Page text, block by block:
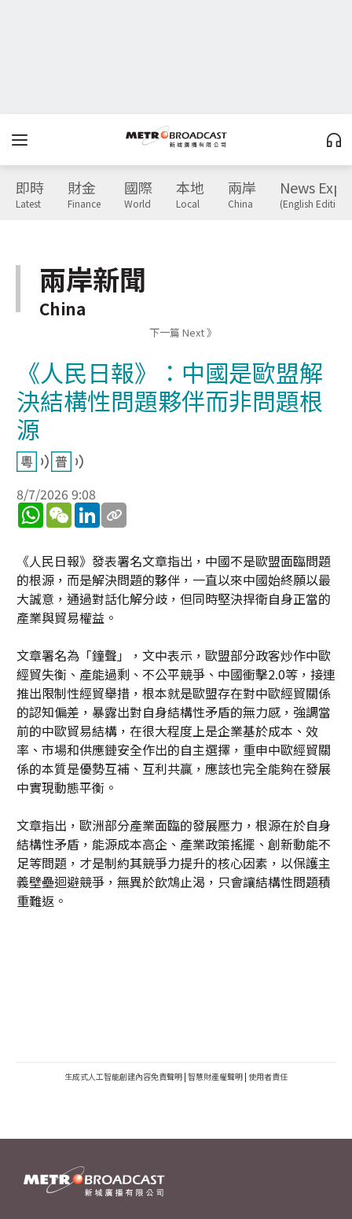
即時
Latest
財金
Finance
國際
World
本地
Local
兩岸
China
News
(English Edition)
兩岸新聞
China
下一篇 Next 》
《人民日報》：中國是歐盟解
決結構性問題夥伴而非問題根
源
8/7/2026 9:08
WhatsApp
WeChatLinkedIn
《人民日報》發表署名文章指出，中國不是歐盟面臨問題
的根源，而是解決問題的夥伴，一直以來中國始終願以最
大誠意，通過對話化解分歧，但同時堅決捍衛自身正當的
產業與貿易權益。
文章署名為「鐘聲」，文中表示，歐盟部分政客炒作中歐
經貿失衡、產能過剩、不公平競爭、中國衝擊2.0等，接連
推出限制性經貿舉措，根本就是歐盟存在對中歐經貿關係
的認知偏差，暴露出對自身結構性矛盾的無力感，強調當
前的中歐貿易結構，在很大程度上是企業基於成本、效
率、市場和供應鏈安全作出的自主選擇，重申中歐經貿關
係的本質是優勢互補、互利共贏，應該也完全能夠在發展
中實現動態平衡。
文章指出，歐洲部分產業面臨的發展壓力，根源在於自身
結構性矛盾，能源成本高企、產業政策搖擺、創新動能不
足等問題，才是制約其競爭力提升的核心因素，以保護主
義壁壘迴避競爭，無異於飲鴆止渴，只會讓結構性問題積
重難返。
生成式人工智能創建內容免責聲明 | 智慧財產權聲明 | 使用者責任